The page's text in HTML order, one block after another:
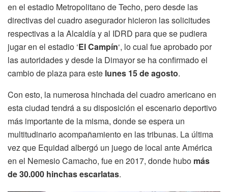
en el estadio Metropolitano de Techo, pero desde las
directivas del cuadro asegurador hicieron las solicitudes
respectivas a la Alcaldía y al IDRD para que se pudiera
jugar en el estadio ‘El Campín‘, lo cual fue aprobado por
las autoridades y desde la Dimayor se ha confirmado el
cambio de plaza para este lunes 15 de agosto.
Con esto, la numerosa hinchada del cuadro americano en
esta ciudad tendrá a su disposición el escenario deportivo
más importante de la misma, donde se espera un
multitudinario acompañamiento en las tribunas. La última
vez que Equidad albergó un juego de local ante América
en el Nemesio Camacho, fue en 2017, donde hubo más
de 30.000 hinchas escarlatas.